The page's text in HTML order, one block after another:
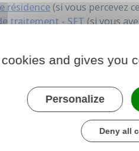
résidence(si vous percevez
traitement - SFT(si vous
indiciaire (NBI) , elle vous est
en totalité.
dépend en partie de vos
établir si votre congé a un
and gives you
Personalize
Deny all